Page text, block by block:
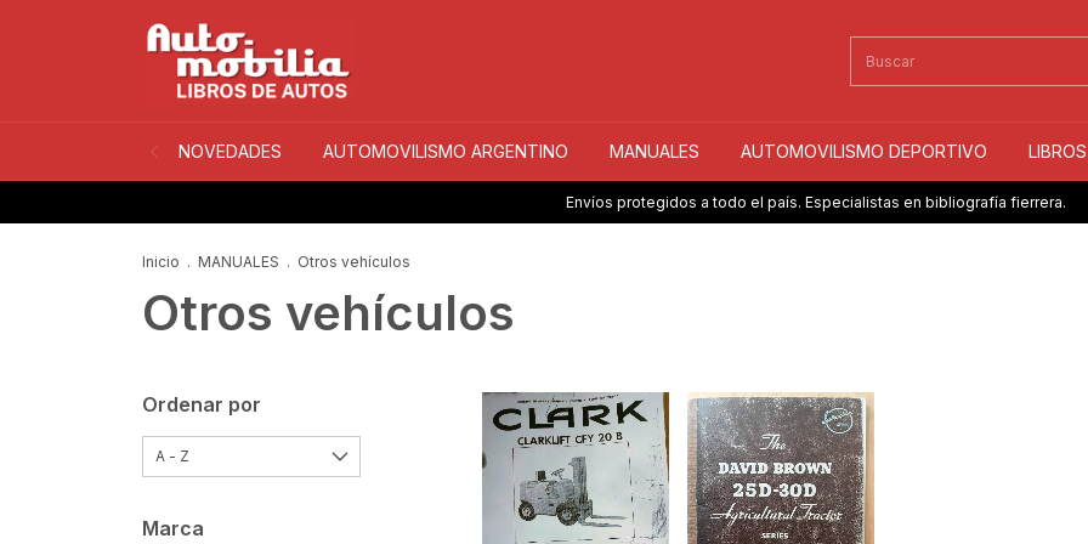
NOVEDADES AUTOMOVILISMO ARGENTINO MANUALES AUTOMOVILISMO DEPORTIVO
Envíos protegidos a todo el país. Especialistas en bibliografía fierrera.
Inicio . MANUALES . Otros vehículos
Otros vehículos
Ordenar por
Marca